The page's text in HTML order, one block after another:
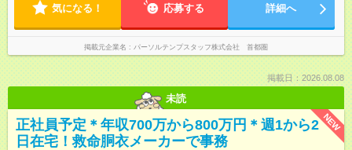
気になる！ 応募する 詳細へ
掲載元企業名 パーソルテンプスタッフ株式会社 首都圏
掲載日：2026.08.08
未読
NEW
正社員予定＊年収700万から800万円＊週1から2
日在宅！救命胴衣メーカーで事務